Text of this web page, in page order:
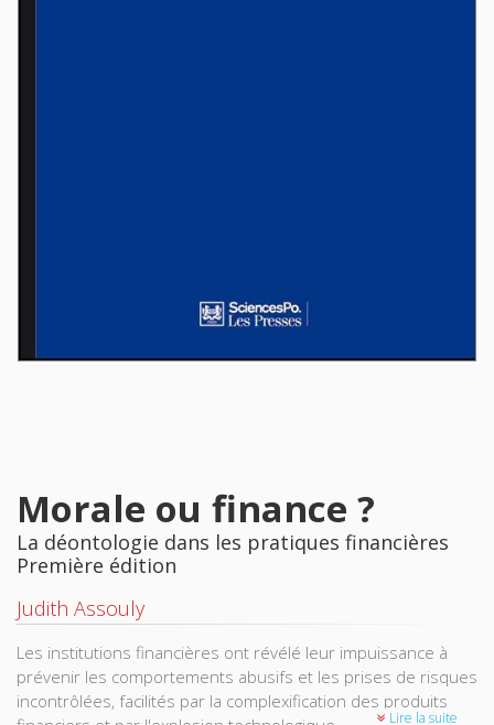
Morale ou finance ?
La déontologie dans les pratiques financières
Première édition
Judith Assouly
Les institutions financières ont révélé leur impuissance à
prévenir les comportements abusifs et les prises de risques
incontrôlées, facilités par la complexification des produits
Lire la suite